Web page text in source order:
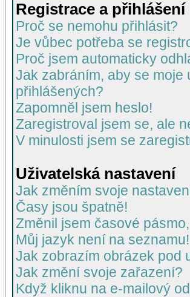
Registrace a přihlášení
Proč se nemohu přihlásit?
Je vůbec potřeba se
Proč jsem automaticky
Jak zabráním, aby se moje
přihlášených?
Zapomněl jsem heslo!
Zaregistroval jsem se, ale
V minulosti jsem se
Uživatelská nastavení
Jak změním svoje
Časy jsou špatně!
Změnil jsem časové
Můj jazyk není na seznamu!
Jak zobrazím obrázek pod
Jak změní svoje zařazení?
Když kliknu na e-mailový